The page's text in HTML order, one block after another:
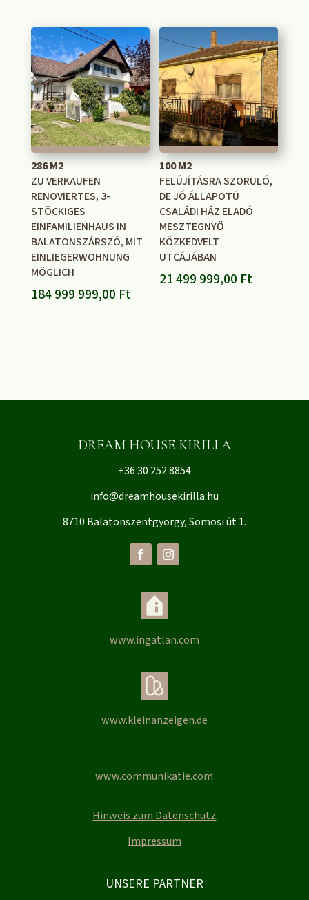
286 M2
ZU VERKAUFEN
RENOVIERTES, 3-
STÖCKIGES
EINFAMILIENHAUS IN
BALATONSZÁRSZÓ, MIT
EINLIEGERWOHNUNG
MÖGLICH
184 999 999,00 Ft
100 M2
FELÚJÍTÁSRA SZORULÓ,
DE JÓ ÁLLAPOTÚ
CSALÁDI HÁZ ELADÓ
MESZTEGNYŐ
KÖZKEDVELT
UTCÁJÁBAN
21 499 999,00 Ft
DREAM HOUSE KIRILLA
+36 30 252 8854
info@dreamhousekirilla.hu
8710 Balatonszentgyörgy, Somosi út 1.
www.ingatlan.com
www.kleinanzeigen.de
www.communikatie.com
Hinweis zum Datenschutz
Impressum
UNSERE PARTNER